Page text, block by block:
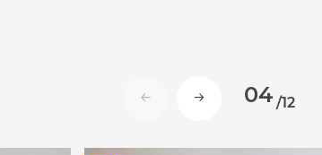
04 /12